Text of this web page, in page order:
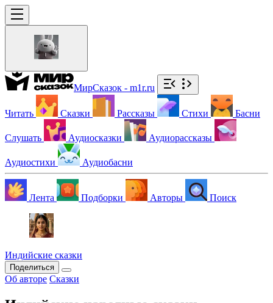
МирСказок - m1r.ru
Читать Сказки Рассказы Стихи Басни
Слушать Аудиосказки Аудиорассказы
Аудиостихи Аудиобасни
Лента Подборки Авторы Поиск
Индийские сказки
Поделиться
Об авторе Сказки